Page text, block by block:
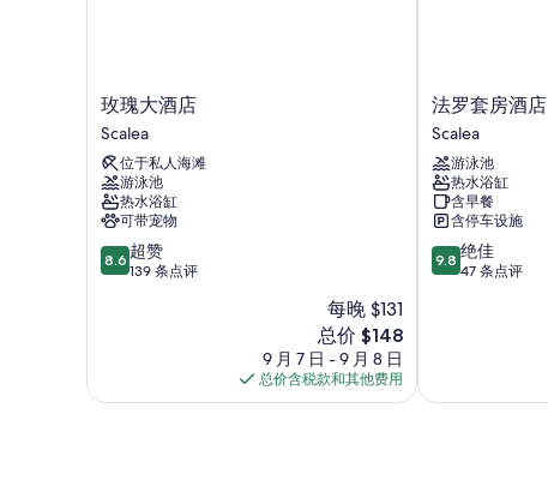
玫
瑰
大
酒
店
Scalea
玫瑰大酒店
Scalea
位于私人海滩
游泳池
热水浴缸
可带宠物
8.6
分，
139
8.6 超赞
139 条点评
每晚 $131
新
价
格
$148
总价 $148
9 月 7 日 - 9 月 8 日
总价含税款和其他费用
法
罗
套
房
酒
店
Scalea
法罗套房酒店
Scalea
游泳池
热水浴缸
含早餐
含停车设施
9.8
分，
47
9.8 绝佳
47 条点评